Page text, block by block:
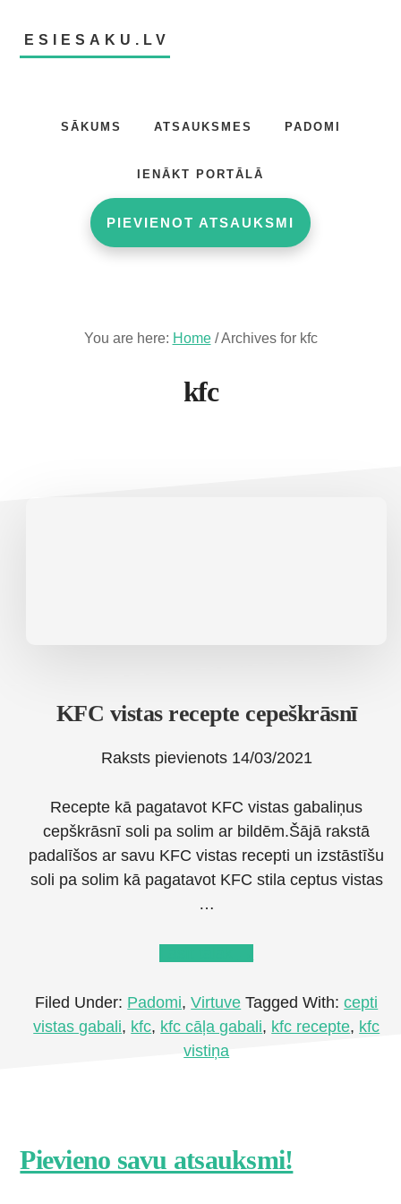
main
footerESIESAKU.LV
SĀKUMS ATSAUKSMES PADOMI
IENĀKT PORTĀLĀ
PIEVIENOT ATSAUKSMI
You are here: Home /Archives for kfc
kfc
KFC vistas recepte cepeškrāsnī
Raksts pievienots 14/03/2021
Recepte kā pagatavot KFC vistas gabaliņus
cepškrāsnī soli pa solim ar bildēm.Šājā rakstā
padalīšos ar savu KFC vistas recepti un izstāstīšu
soli pa solim kā pagatavot KFC stila ceptus vistas
…
vistas
recepte
Filed Under: Padomi,Virtuve Tagged With:cepti
vistas gabali, kfc, kfc cāļa gabali, kfc recepte, kfc
vistiņa
Footer
Pievieno savu atsauksmi!